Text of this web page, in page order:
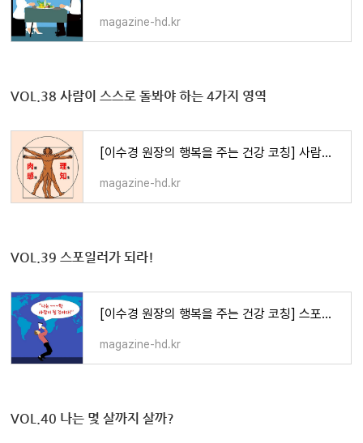
magazine-hd.kr
VOL.38사람이 스스로 돌봐야 하는 4가지 영역
[이수경 원장의 행복을 주는 건강 코칭] 사람이 스스로 돌봐야 하는 4가지 영역
magazine-hd.kr
VOL.39 스포일러가 되라!
[이수경 원장의 행복을 주는 건강 코칭] 스포일러가 되라!
magazine-hd.kr
VOL.40 나는 몇 살까지 살까?